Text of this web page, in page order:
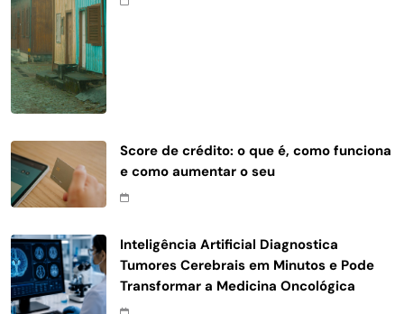
Score de crédito: o que é, como funciona
e como aumentar o seu
Inteligência Artificial Diagnostica
Tumores Cerebrais em Minutos e Pode
Transformar a Medicina Oncológica